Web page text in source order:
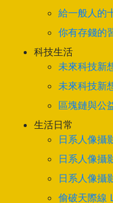
給一般人的
你有存錢的
科技生活
未來科技新
未來科技新
區塊鏈與公
生活日常
日系人像攝
日系人像攝
日系人像攝
偷破天際線